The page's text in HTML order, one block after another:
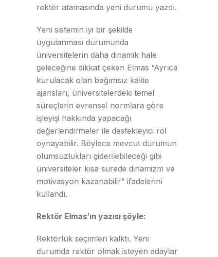
rektör atamasında yeni durumu yazdı.
Yeni sistemin iyi bir şekilde
uygulanması durumunda
üniversitelerin daha dinamik hale
geleceğine dikkat çeken Elmas “Ayrıca
kurulacak olan bağımsız kalite
ajansları, üniversitelerdeki temel
süreçlerin evrensel normlara göre
işleyişi hakkında yapacağı
değerlendirmeler ile destekleyici rol
oynayabilir. Böylece mevcut durumun
olumsuzlukları giderilebileceği gibi
üniversiteler kısa sürede dinamizm ve
motivasyon kazanabilir” ifadelerini
kullandı.
Rektör Elmas’ın yazısı şöyle:
Rektörlük seçimleri kalktı. Yeni
durumda rektör olmak isteyen adaylar